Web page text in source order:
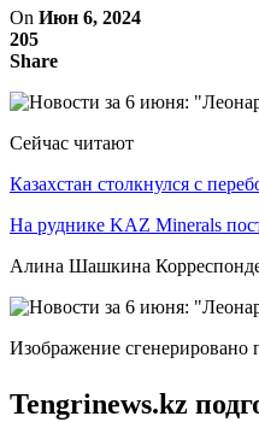
On Июн 6, 2024
205
Share
Сейчас читают
Казахстан столкнулся с
На руднике KAZ Minerals
Алина Шашкина
Изображение
Tengrinews.kz